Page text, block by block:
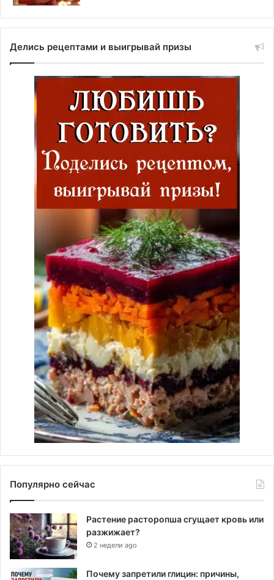
Делись рецептами и выигрывай призы
Популярно сейчас
Растение расторопша сгущает кровь или
разжижает?
2 недели ago
Почему запретили глицин: причины,